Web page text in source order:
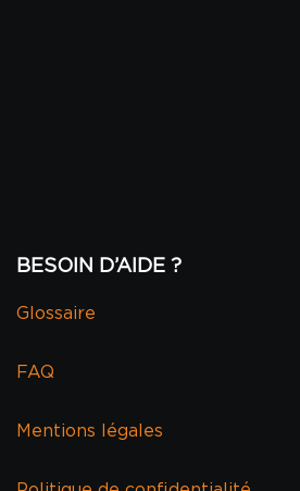
BESOIN D’AIDE ?
Glossaire
FAQ
Mentions légales